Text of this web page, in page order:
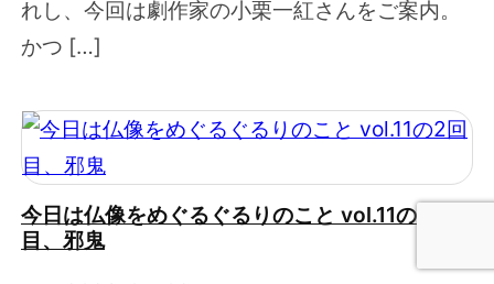
れし、今回は劇作家の小栗一紅さんをご案内。
かつ […]
今日は仏像をめぐるぐるりのこと vol.11の2回
目、邪鬼